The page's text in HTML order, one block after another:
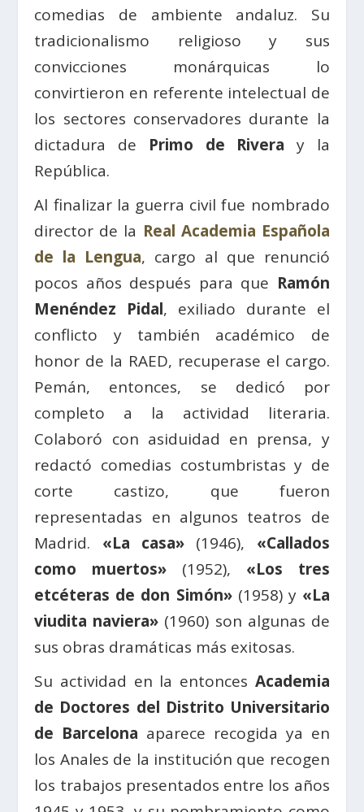
comedias de ambiente andaluz. Su
tradicionalismo religioso y sus
convicciones monárquicas lo
convirtieron en referente intelectual de
los sectores conservadores durante la
dictadura de Primo de Rivera y la
República.
Al finalizar la guerra civil fue nombrado
director de la Real Academia Española
de la Lengua, cargo al que renunció
pocos años después para que Ramón
Menéndez Pidal, exiliado durante el
conflicto y también académico de
honor de la RAED, recuperase el cargo.
Pemán, entonces, se dedicó por
completo a la actividad literaria.
Colaboró con asiduidad en prensa, y
redactó comedias costumbristas y de
corte castizo, que fueron
representadas en algunos teatros de
Madrid. «La casa» (1946), «Callados
como muertos» (1952), «Los tres
etcéteras de don Simón»(1958) y «La
viudita naviera» (1960) son algunas de
sus obras dramáticas más exitosas.
Su actividad en la entonces Academia
de Doctores del Distrito Universitario
de Barcelona aparece recogida ya en
los Anales de la institución que recogen
los trabajos presentados entre los años